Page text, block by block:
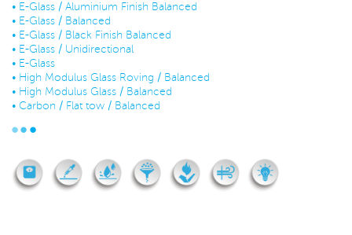
• E-Glass / Aluminium Finish Balanced
• E-Glass / Balanced
• E-Glass / Black Finish Balanced
• E-Glass / Unidirectional
• E-Glass
• High Modulus Glass Roving / Balanced
• High Modulus Glass / Balanced
• Carbon / Flat tow / Balanced